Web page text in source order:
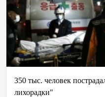
350 тыс. человек
лихорадки"